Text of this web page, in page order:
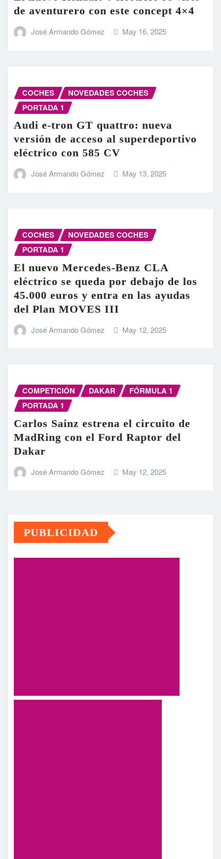
de aventurero con este concept 4×4
José Armando Gómez May 16, 2025
COCHES
NOVEDADES COCHES
PORTADA 1
Audi e-tron GT quattro: nueva
versión de acceso al superdeportivo
eléctrico con 585 CV
José Armando Gómez May 13, 2025
COCHES
NOVEDADES COCHES
PORTADA 1
El nuevo Mercedes-Benz CLA
eléctrico se queda por debajo de los
45.000 euros y entra en las ayudas
del Plan MOVES III
José Armando Gómez May 12, 2025
COMPETICIÓN DAKAR
FÓRMULA 1
PORTADA 1
Carlos Sainz estrena el circuito de
MadRing con el Ford Raptor del
Dakar
José Armando Gómez May 12, 2025
PUBLICIDAD